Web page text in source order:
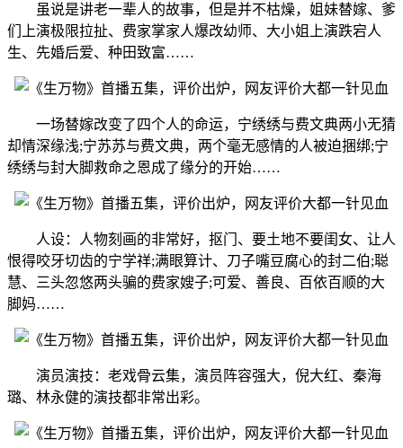
虽说是讲老一辈人的故事，但是并不枯燥，姐妹替嫁、爹
们上演极限拉扯、费家掌家人爆改幼师、大小姐上演跌宕人
生、先婚后爱、种田致富……
一场替嫁改变了四个人的命运，宁绣绣与费文典两小无猜
却情深缘浅;宁苏苏与费文典，两个毫无感情的人被迫捆绑;宁
绣绣与封大脚救命之恩成了缘分的开始……
人设：人物刻画的非常好，抠门、要土地不要闺女、让人
恨得咬牙切齿的宁学祥;满眼算计、刀子嘴豆腐心的封二伯;聪
慧、三头忽悠两头骗的费家嫂子;可爱、善良、百依百顺的大
脚妈……
演员演技：老戏骨云集，演员阵容强大，倪大红、秦海
璐、林永健的演技都非常出彩。